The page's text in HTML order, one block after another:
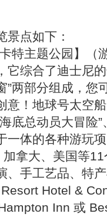
景点如下：
特主题公园】（
它综合了迪士尼
”两部分组成，
意！地球号太空
底总动员大冒险
一体的各种游玩
加拿大、美国等
、手工艺品、特
Hotel &
Inn 或